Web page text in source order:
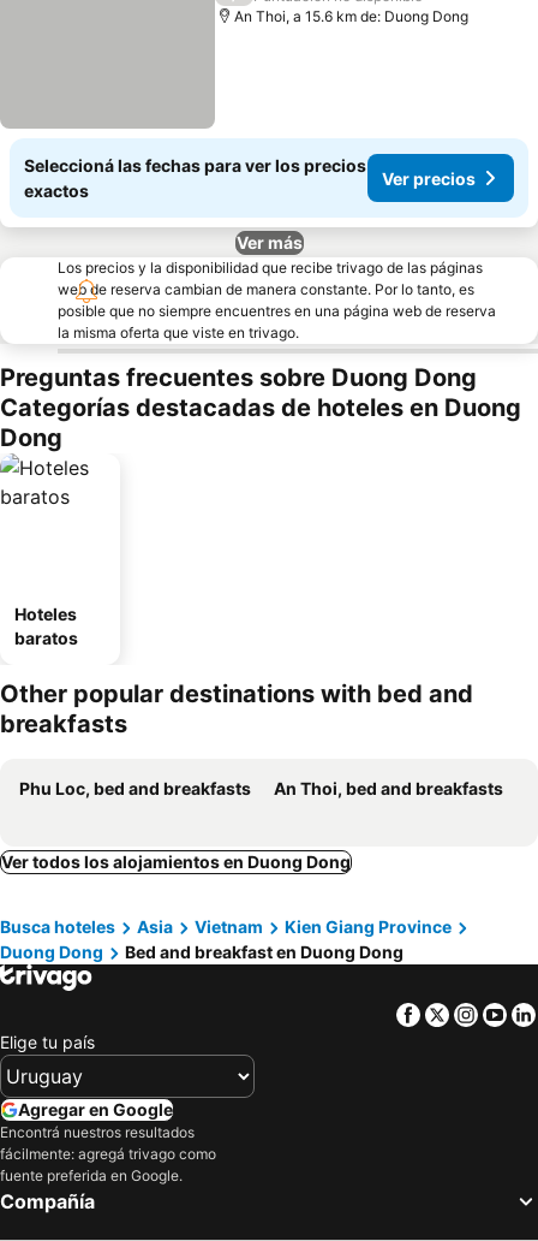
An Thoi, a 15.6 km de: Duong Dong
Seleccioná las fechas para ver los precios
exactos
Ver precios
Ver más
Los precios y la disponibilidad que recibe trivago de las páginas
web de reserva cambian de manera constante. Por lo tanto, es
posible que no siempre encuentres en una página web de reserva
la misma oferta que viste en trivago.
Preguntas frecuentes sobre Duong Dong
Categorías destacadas de hoteles en Duong
Dong
Hoteles
baratos
Other popular destinations with bed and
breakfasts
Phu Loc, bed and breakfasts An Thoi, bed and breakfasts
Ver todos los alojamientos en Duong Dong
Busca hoteles Asia Vietnam
Kien Giang Province
Duong Dong
Bed and breakfast en Duong Dong
Facebook
Twitter
Elige tu país
Agregar en Google
Encontrá nuestros resultados
fácilmente: agregá trivago como
fuente preferida en Google.
Compañía